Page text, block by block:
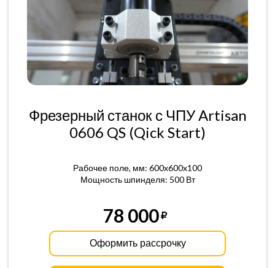
Фрезерный станок с ЧПУ Artisan
0606 QS (Qick Start)
Рабочее поле, мм: 600x600x100
Мощность шпинделя: 500 Вт
78 000
Оформить рассрочку